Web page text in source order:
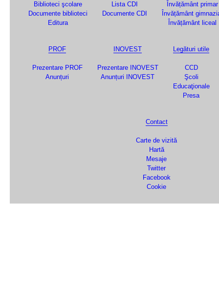
Biblioteci şcolare
Documente biblioteci
Editura
Lista CDI
Documente CDI
Învățământ primar
Învățământ
Învățământ liceal
PROF
Prezentare PROF
Anunțuri
INOVEST
Prezentare INOVEST
Anunțuri INOVEST
Legături utile
CCD
Şcoli
Educaţionale
Presa
Contact
Carte de vizită
Hartă
Mesaje
Twitter
Facebook
Cookie